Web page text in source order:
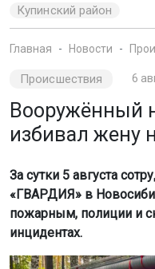
Купинский район
Главная Новости
Происшествия 6
Вооружённый
избивал жену
За сутки 5 августа
«ГВАРДИЯ» в
пожарным, полиции и
инцидентах.